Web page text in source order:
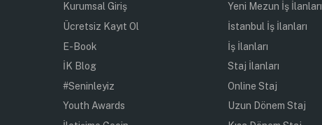
Kurumsal Giriş
Ücretsiz Kayıt Ol
E-Book
İK Blog
#Seninleyiz
Youth Awards
Yeni Mezun İş İlanları
İstanbul İş İlanları
İş İlanları
Staj İlanları
Online Staj
Uzun Dönem Staj